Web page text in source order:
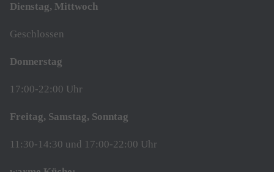
Dienstag, Mittwoch
Geschlossen
Donnerstag
17:00-22:00 Uhr
Freitag, Samstag, Sonntag
11:30-14:30 und 17:00-22:00 Uhr